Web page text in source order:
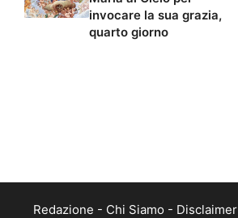
invocare la sua grazia,
quarto giorno
Redazione - Chi Siamo - Disclaimer